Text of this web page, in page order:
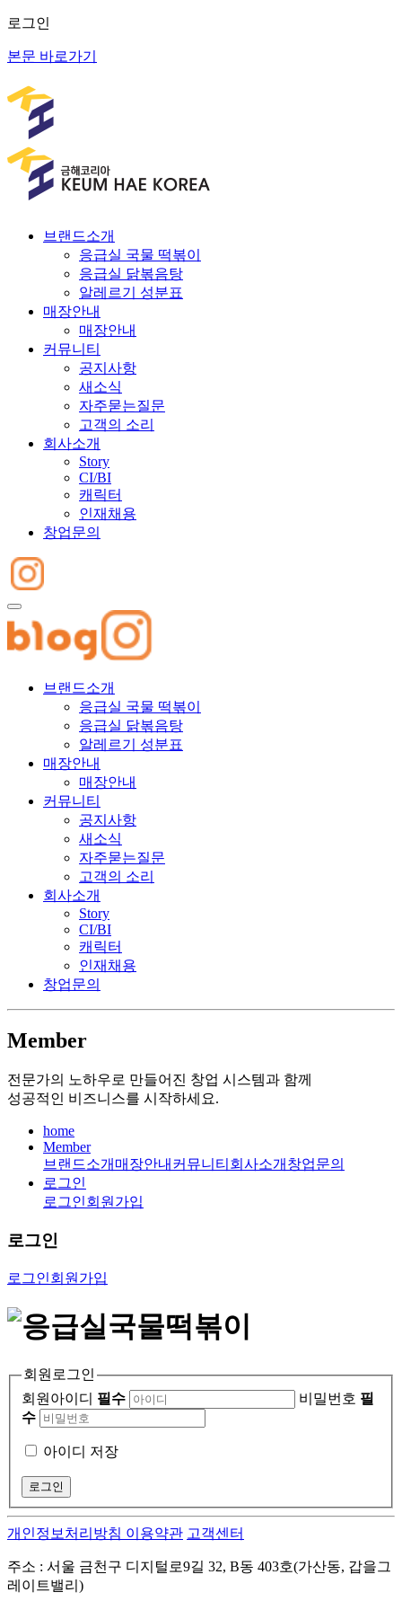
로그인
본문 바로가기
브랜드소개
응급실 국물 떡볶이
응급실 닭볶음탕
알레르기 성분표
매장안내
매장안내
커뮤니티
공지사항
새소식
자주묻는질문
고객의 소리
회사소개
Story
CI/BI
캐릭터
인재채용
창업문의
브랜드소개
응급실 국물 떡볶이
응급실 닭볶음탕
알레르기 성분표
매장안내
매장안내
커뮤니티
공지사항
새소식
자주묻는질문
고객의 소리
회사소개
Story
CI/BI
캐릭터
인재채용
창업문의
Member
전문가의 노하우로 만들어진 창업 시스템과 함께
성공적인 비즈니스를 시작하세요.
home
Member
브랜드소개 매장안내 커뮤니티 회사소개 창업문의
로그인
로그인회원가입
로그인
로그인회원가입
회원로그인
회원아이디 필수 비밀번호 필
수
아이디 저장
개인정보처리방침 이용약관 고객센터
주소 : 서울 금천구 디지털로9길 32, B동 403호(가산동, 갑을그
레이트밸리)